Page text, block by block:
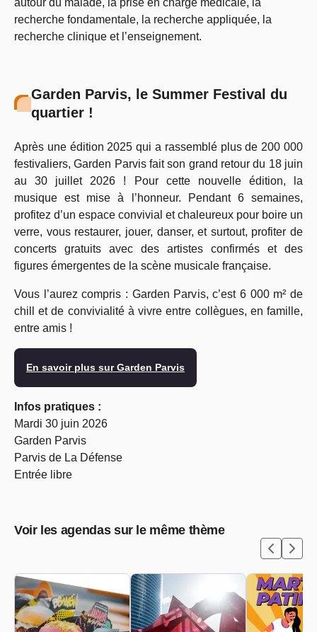
autour du malade, la prise en charge médicale, la
recherche fondamentale, la recherche appliquée, la
recherche clinique et l’enseignement.
Garden Parvis, le Summer Festival du
quartier !
Après une édition 2025 qui a rassemblé plus de 200 000
festivaliers, Garden Parvis fait son grand retour du 18 juin
au 30 juillet 2026 ! Pour cette nouvelle édition, la
musique est mise à l’honneur. Pendant 6 semaines,
profitez d’un espace convivial et chaleureux pour boire un
verre, vous restaurer, jouer, danser, et surtout, profiter de
concerts gratuits avec des artistes confirmés et des
figures émergentes de la scène musicale française.
Vous l’aurez compris : Garden Parvis, c’est 6 000 m² de
chill et de convivialité à vivre entre collègues, en famille,
entre amis !
En savoir plus sur Garden Parvis
Infos pratiques :
Mardi 30 juin 2026
Garden Parvis
Parvis de La Défense
Entrée libre
Voir les agendas sur le même thème